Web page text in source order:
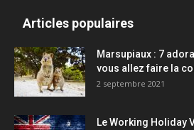
Articles populaires
Marsupiaux : 7
vous allez faire la
2 septembre 2021
Le Working Holiday